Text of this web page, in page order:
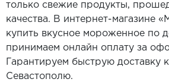
только свежие продукты,
качества. В интернет-магазине
купить вкусное мороженное по
принимаем онлайн оплату за
Гарантируем быструю доставку
Севастополю.